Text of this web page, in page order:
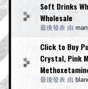
Soft Drinks
Wholesale
最後發表 由
Click to Buy
Crystal, Pink
最後發表 由